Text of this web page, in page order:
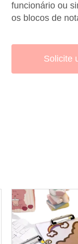
funcionário ou
os blocos de
Solicite